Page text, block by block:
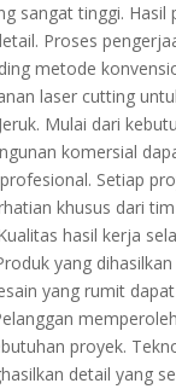
sangat tinggi. Hasil
Proses
metode
laser cutting
Mulai dari
komersial
Setiap
khusus dari tim
hasil kerja
yang
yang rumit
proyek.
detail yang